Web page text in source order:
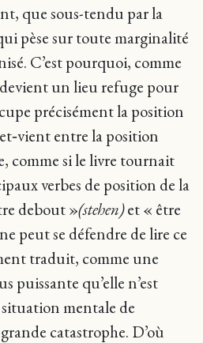
que sous-­tendu par la
pèse sur toute marginalité
C’est pourquoi, comme
un lieu refuge pour
précisément la position
entre la position
comme si le livre tournait
verbes de position de la
debout »(stehen)et « être
peut se défendre de lire ce
traduit, comme une
puissante qu’elle n’est
mentale de
catastrophe. D’où